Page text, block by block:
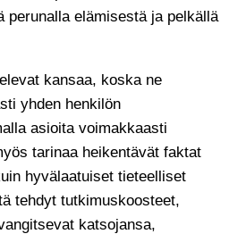
perunalla elämisestä ja pelkällä
kansaa, koska ne
yhden henkilön
asioita voimakkaasti
tarinaa heikentävät faktat
hyvälaatuiset tieteelliset
tehdyt tutkimuskoosteet,
katsojansa,